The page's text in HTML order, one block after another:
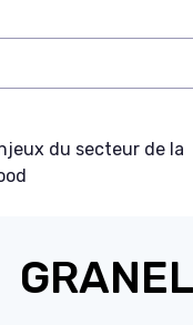
du secteur de la